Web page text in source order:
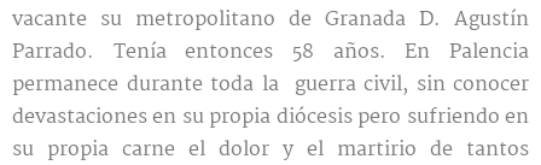
vacante su metropolitano de Granada D. Agustín
Parrado. Tenía entonces 58 años. En Palencia
permanece durante toda la guerra civil, sin conocer
devastaciones en su propia diócesis pero sufriendo en
su propia carne el dolor y el martirio de tantos